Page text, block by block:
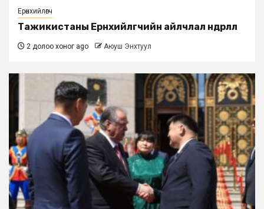
Ерөнхийлөгч
Тажикистаны Ерөнхийлөгчийн айлчлал өндөрлөлөө
2 долоо хоног ago Аюуш Энхтуул